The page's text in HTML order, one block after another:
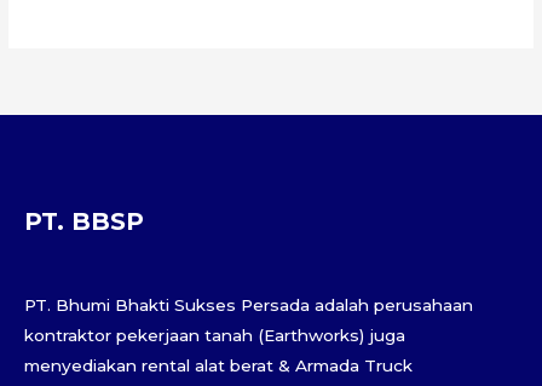
PT. BBSP
PT. Bhumi Bhakti Sukses Persada adalah perusahaan
kontraktor pekerjaan tanah (Earthworks) juga
menyediakan rental alat berat & Armada Truck